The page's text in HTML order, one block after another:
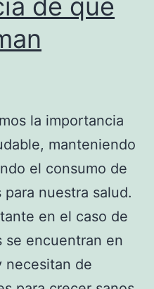
la importancia
manteniendo
el consumo de
nuestra salud.
en el caso de
se encuentran en
necesitan de